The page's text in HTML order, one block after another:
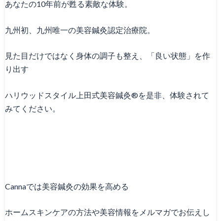
あなたの10年前が甦る素敵な体験。
九州初、九州唯一の美容鍼灸認定治療院。
見た目だけではなく身体の調子も整え、「良い状態」を作
り出す
ハリウッドスタイル上田式美容鍼灸®を是非、体験されて
みてください。
Cannaでは美容鍼灸の効果を高める
ホームスキンケアの方法や美容情報をメルマガでお伝えし